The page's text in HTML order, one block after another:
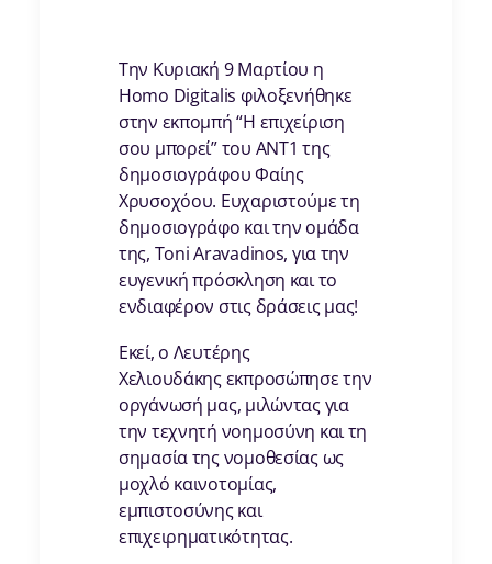
Την Κυριακή 9 Μαρτίου η
Homo Digitalis φιλοξενήθηκε
στην εκπομπή “Η επιχείριση
σου μπορεί” του ANT1 της
δημοσιογράφου Φαίης
Χρυσοχόου. Ευχαριστούμε τη
δημοσιογράφο και την ομάδα
της, Toni Aravadinos, για την
ευγενική πρόσκληση και το
ενδιαφέρον στις δράσεις μας!
Εκεί, ο Λευτέρης
Χελιουδάκης εκπροσώπησε την
οργάνωσή μας, μιλώντας για
την τεχνητή νοημοσύνη και τη
σημασία της νομοθεσίας ως
μοχλό καινοτομίας,
εμπιστοσύνης και
επιχειρηματικότητας.